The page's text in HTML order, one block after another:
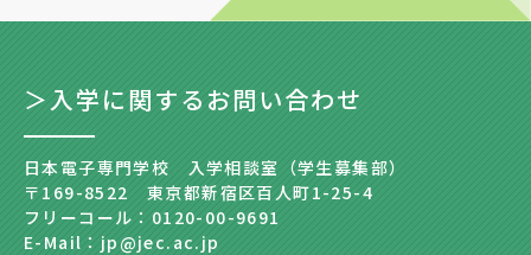
＞入学に関するお問い合わせ
日本電子専門学校 入学相談室（学生募集部）
〒169-8522 東京都新宿区百人町1-25-4
フリーコール：0120-00-9691
E-Mail：jp@jec.ac.jp